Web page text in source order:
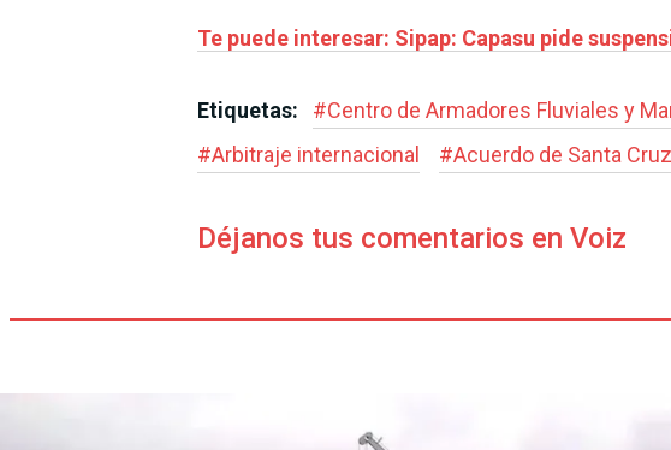
Te puede interesar: Sipap: Capasu pide
Etiquetas: #Centro de Armadores Fluviales y
#Arbitraje internacional #Acuerdo de Santa
Déjanos tus comentarios en Voiz